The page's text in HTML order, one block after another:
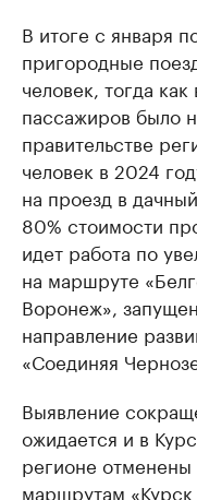
В итоге с января
пригородные
человек, тогда
пассажиров было
правительстве
человек в 2024
на проезд в
80% стоимости
идет работа по
на маршруте
Воронеж»,
направление
«Соединяя
Выявление
ожидается и в
регионе
маршрутам